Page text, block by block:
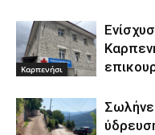
Καρπενήσι